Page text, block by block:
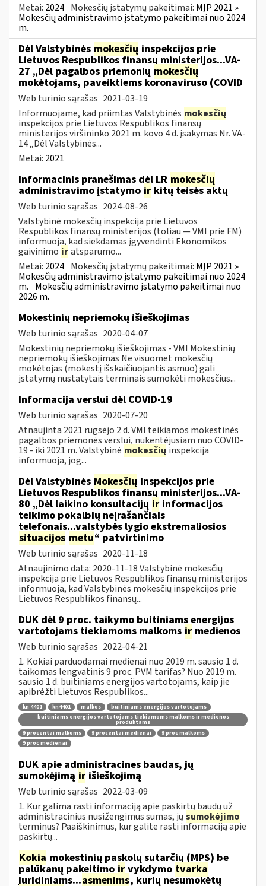
Metai: 2024 Mokesčių įstatymų pakeitimai: MĮP 2021 »
Mokesčių administravimo įstatymo pakeitimai nuo 2024
m.
Dėl Valstybinės mokesčių inspekcijos prie
Lietuvos Respublikos finansų ministerijos...VA-
27 „Dėl pagalbos priemonių mokesčių
mokėtojams, paveiktiems koronaviruso (COVID
Web turinio sąrašas 2021-03-19
Informuojame, kad priimtas Valstybinės mokesčių
inspekcijos prie Lietuvos Respublikos finansų
ministerijos viršininko 2021 m. kovo 4 d. įsakymas Nr. VA-
14 „Dėl Valstybinės...
Metai: 2021
Informacinis pranešimas dėl LR mokesčių
administravimo įstatymo ir kitų teisės aktų
Web turinio sąrašas 2024-08-26
Valstybinė mokesčių inspekcija prie Lietuvos
Respublikos finansų ministerijos (toliau — VMI prie FM)
informuoja, kad siekdamas įgyvendinti Ekonomikos
gaivinimo iratsparumo...
Metai: 2024 Mokesčių įstatymų pakeitimai: MĮP 2021 »
Mokesčių administravimo įstatymo pakeitimai nuo 2024
m. Mokesčių administravimo įstatymo pakeitimai nuo
2026 m.
Mokestinių nepriemokų išieškojimas
Web turinio sąrašas 2020-04-07
Mokestinių nepriemokų išieškojimas - VMI Mokestinių
nepriemokų išieškojimas Ne visuomet mokesčių
mokėtojas (mokestį išskaičiuojantis asmuo) gali
įstatymų nustatytais terminais sumokėti mokesčius...
Informacija verslui dėl COVID-19
Web turinio sąrašas 2020-07-20
Atnaujinta 2021 rugsėjo 2 d. VMI teikiamos mokestinės
pagalbos priemonės verslui, nukentėjusiam nuo COVID-
19 - iki 2021 m. Valstybinė mokesčių inspekcija
informuoja, jog...
Dėl Valstybinės Mokesčių Inspekcijos prie
Lietuvos Respublikos finansų ministerijos...VA-
80 „Dėl laikino konsultacijų ir informacijos
teikimo pokalbių neįrašančiais
telefonais...valstybės lygio ekstremaliosios
situacijos metu“ patvirtinimo
Web turinio sąrašas 2020-11-18
Atnaujinimo data: 2020-11-18 Valstybinė mokesčių
inspekcija prie Lietuvos Respublikos finansų ministerijos
informuoja, kad Valstybinės mokesčių inspekcijos prie
Lietuvos Respublikos finansų...
DUK dėl 9 proc. taikymo buitiniams energijos
vartotojams tiekiamoms malkoms ir medienos
Web turinio sąrašas 2022-04-21
1. Kokiai parduodamai medienai nuo 2019 m. sausio 1 d.
taikomas lengvatinis 9 proc. PVM tarifas? Nuo 2019 m.
sausio 1 d. buitiniams energijos vartotojams, kaip jie
apibrėžti Lietuvos Respublikos...
kn 4401 kn4401 malkos
buitiniams energijos vartotojams
buitiniams energijos vartotojams tiekiamoms malkoms ir medienos
produktams
9 procentai malkoms
9 procentai medienai
9 proc malkoms
9 proc medienai
DUK apie administracines baudas, jų
sumokėjimą ir išieškojimą
Web turinio sąrašas 2022-03-09
1. Kur galima rasti informaciją apie paskirtų baudų už
administracinius nusižengimus sumas, jų sumokėjimo
terminus? Paaiškinimus, kur galite rasti informaciją apie
paskirtų...
Kokia mokestinių paskolų sutarčių (MPS) be
palūkanų pakeitimo ir vykdymo tvarka
juridiniams...asmenims, kurių nesumokėtų